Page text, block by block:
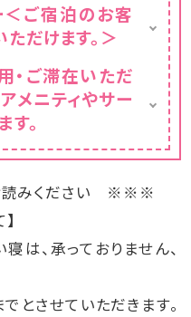
ーンプール）＞
18:00 ・6/1-
18:00
、ビーチハウス）
9:00-17:00 ・7/1-
年）
がございます。
をご参照ください。
＜ご宿泊のお客
だけます。＞
、24時間いつでも
在での施設利用
内はレンタルウエ
の際は、保護者
。また12歳未満の
だいております。
・ご滞在いただ
メニティやサー
す。
24か月まで）／ ベ
ミ箱／ キッズステ
助便座
／ バスローブ／
ット（煮沸器、ス
器（プラスチック
みください ※※※
、承っておりません、
とさせていただきます。